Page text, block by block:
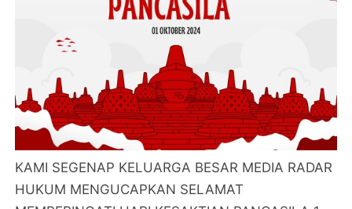
KAMI SEGENAP KELUARGA BESAR MEDIA RADAR
HUKUM MENGUCAPKAN SELAMAT